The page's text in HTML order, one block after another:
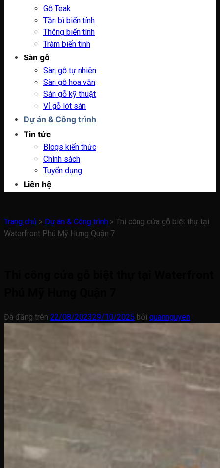
Gỗ Teak
Tần bì biến tính
Thông biến tính
Tràm biến tính
Sàn gỗ
Sàn gỗ tự nhiên
Sàn gỗ hoa văn
Sàn gỗ kỹ thuật
Vỉ gỗ lót sàn
Dự án & Công trình
Tin tức
Blogs kiến thức
Chính sách
Tuyển dụng
Liên hệ
Trang chủ » Dự án & Công trình » Thi công cửa gỗ biệt thự tại
Waterfront Phú Mỹ Hưng Quận 7
Đã đăng trên 22/08/202329/10/2025 bởi quannguyen